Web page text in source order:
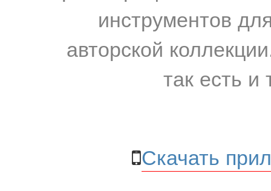
инструментов
авторской
так есть и
Скачать